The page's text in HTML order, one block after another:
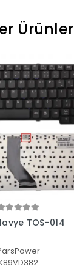
Ürünler
TOS-014